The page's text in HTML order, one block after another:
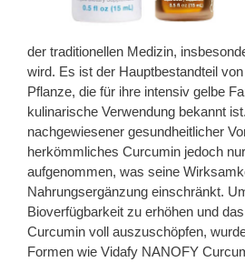
der traditionellen Medizin,
wird. Es ist der Hauptbestandteil
Pflanze, die für ihre intensiv gelbe
kulinarische Verwendung bekannt
nachgewiesener gesundheitlicher
herkömmliches Curcumin jedoch
aufgenommen, was seine
Nahrungsergänzung einschränkt.
Bioverfügbarkeit zu erhöhen und
Curcumin voll auszuschöpfen,
Formen wie Vidafy NANOFY